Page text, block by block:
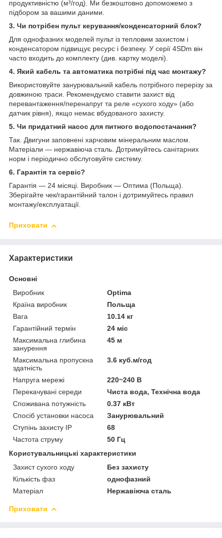
продуктивністю (м³/год). Ми безкоштовно допоможемо з
підбором за вашими даними.
3. Чи потрібен пульт керування/конденсаторний блок?
Для однофазних моделей пульт із тепловим захистом і
конденсатором підвищує ресурс і безпеку. У серії 4SDm він
часто входить до комплекту (див. картку моделі).
4. Який кабель та автоматика потрібні під час монтажу?
Використовуйте занурювальний кабель потрібного перерізу за
довжиною траси. Рекомендуємо ставити захист від
перевантаження/перенапруг та реле «сухого ходу» (або
датчик рівня), якщо немає вбудованого захисту.
5. Чи придатний насос для питного водопостачання?
Так. Двигуни заповнені харчовим мінеральним маслом.
Матеріали — нержавіюча сталь. Дотримуйтесь санітарних
норм і періодично обслуговуйте систему.
6. Гарантія та сервіс?
Гарантія — 24 місяці. Виробник — Оптима (Польща).
Зберігайте чек/гарантійний талон і дотримуйтесь правил
монтажу/експлуатації.
Приховати
Характеристики
Основні
Виробник
Optima
Країна виробник
Польща
Вага
10.14 кг
Гарантійний термін
24 міс
Максимальна глибина
занурення
45 м
Максимальна пропускна
здатність
3.6 куб.м/год
Напруга мережі
220~240 В
Перекачувані середи
Чиста вода, Технічна вода
Споживана потужність
0.37 кВт
Спосіб установки насоса
Занурювальний
Ступінь захисту IP
68
Частота струму
50 Гц
Користувальницькі характеристики
Захист сухого ходу
Без захисту
Кількість фаз
однофазний
Матеріал
Нержавіюча сталь
Приховати